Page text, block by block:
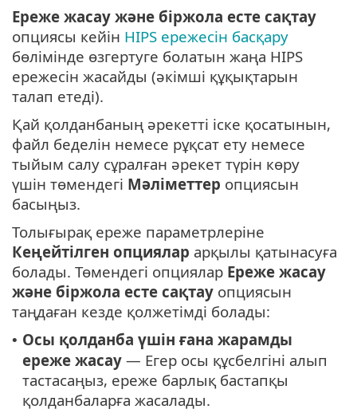
Ереже жасау және біржола есте сақтау
опциясы кейін HIPS ережесін басқару
бөлімінде өзгертуге болатын жаңа HIPS
ережесін жасайды (әкімші құқықтарын
талап етеді).
Қай қолданбаның әрекетті іске қосатынын,
файл беделін немесе рұқсат ету немесе
тыйым салу сұралған әрекет түрін көру
үшін төмендегі Мәліметтер опциясын
басыңыз.
Толығырақ ереже параметрлеріне
Кеңейтілген опциялар арқылы қатынасуға
болады. Төмендегі опциялар Ереже жасау
және біржола есте сақтау опциясын
таңдаған кезде қолжетімді болады:
• Осы қолданба үшін ғана жарамды
ереже жасау — Егер осы құсбелгіні алып
тастасаңыз, ереже барлық бастапқы
қолданбаларға жасалады.